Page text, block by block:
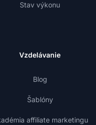
Stav výkonu
Vzdelávanie
Blog
Šablóny
affiliate marketingu